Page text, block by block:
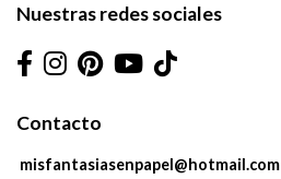
Nuestras redes sociales
Contacto
misfantasiasenpapel@hotmail.com